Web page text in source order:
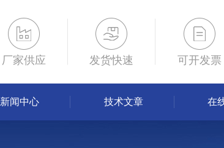
厂家供应 发货快速 可开发票
新闻中心 技术文章 在